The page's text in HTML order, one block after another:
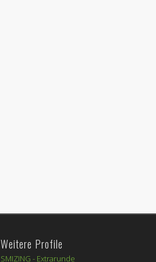
Weitere Profile
SMIZING - Extrarunde